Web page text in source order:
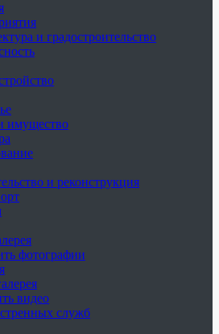
и градостроительство
имущество
и реконструкция
фотографии
видео
служб